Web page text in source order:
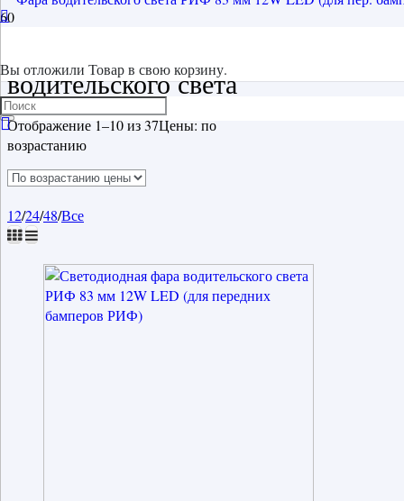
Вы отложили Товарв свою корзину.
водительского света
Отображение 1–10 из 37Цены: по
возрастанию
12/24/48/Все